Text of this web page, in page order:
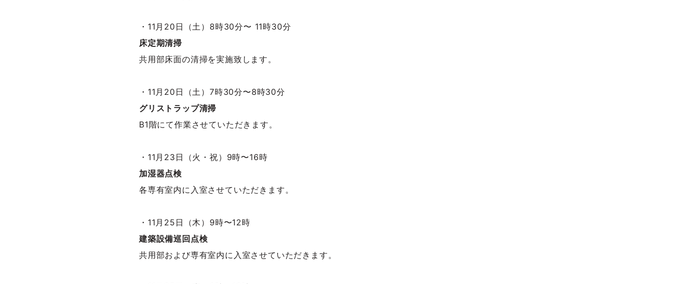
・11月20日（土）8時30分〜 11時30分
床定期清掃
共用部床面の清掃を実施致します。
・11月20日（土）7時30分〜8時30分
グリストラップ清掃
B1階にて作業させていただきます。
・11月23日（火・祝）9時〜16時
加湿器点検
各専有室内に入室させていただきます。
・11月25日（木）9時〜12時
建築設備巡回点検
共用部および専有室内に入室させていただきます。